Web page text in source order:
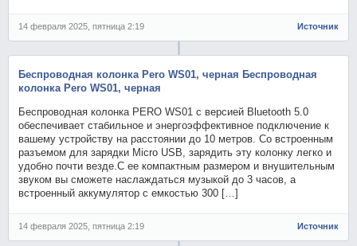
14 февраля 2025, пятница 2:19 Источник
Беспроводная колонка Pero WS01, черная Беспроводная
колонка Pero WS01, черная
Беспроводная колонка PERO WS01 с версией Bluetooth 5.0
обеспечивает стабильное и энергоэффективное подключение к
вашему устройству на расстоянии до 10 метров. Со встроенным
разъемом для зарядки Micro USB, зарядить эту колонку легко и
удобно почти везде.С ее компактным размером и внушительным
звуком вы сможете наслаждаться музыкой до 3 часов, а
встроенный аккумулятор с емкостью 300 […]
14 февраля 2025, пятница 2:19 Источник